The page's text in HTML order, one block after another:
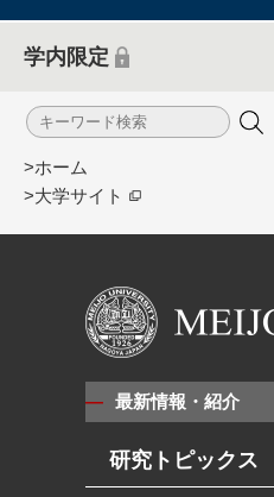
学内限定
>ホーム
>大学サイト
最新情報・紹介
研究トピックス